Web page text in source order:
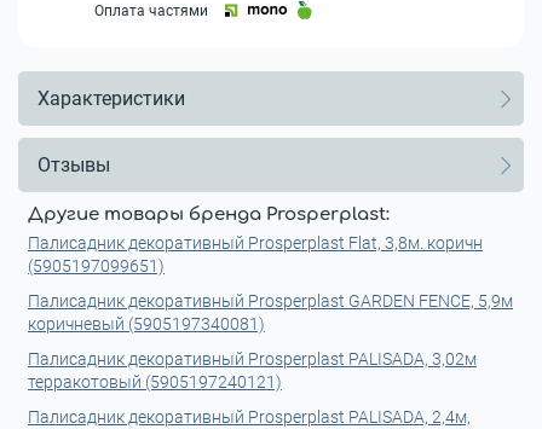
Оплата частями
Характеристики
Отзывы
Другие товары бренда Prosperplast:
Палисадник декоративный Prosperplast Flat, 3,8м. коричн
(5905197099651)
Палисадник декоративный Prosperplast GARDEN FENCE, 5,9м
коричневый (5905197340081)
Палисадник декоративный Prosperplast PALISADA, 3,02м
терракотовый (5905197240121)
Палисадник декоративный Prosperplast PALISADA, 2,4м,